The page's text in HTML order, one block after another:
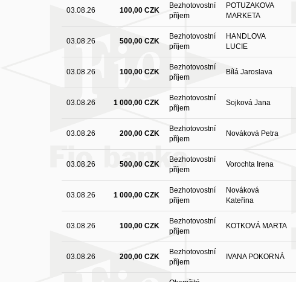
03.08.26 100,00 CZK
Bezhotovostní
příjem
POTUZAKOVA
MARKETA
03.08.26 500,00 CZK
Bezhotovostní
příjem
HANDLOVA
LUCIE
03.08.26 100,00 CZK
Bezhotovostní
příjem
Bílá Jaroslava
03.08.26 1 000,00 CZK
Bezhotovostní
příjem
Sojková Jana
03.08.26 200,00 CZK
Bezhotovostní
příjem
Nováková Petra
03.08.26 500,00 CZK
Bezhotovostní
příjem
Vorochta Irena
03.08.26 1 000,00 CZK
Bezhotovostní
příjem
Nováková
Kateřina
03.08.26 100,00 CZK
Bezhotovostní
příjem
KOTKOVÁ MARTA
03.08.26 200,00 CZK
Bezhotovostní
příjem
IVANA POKORNÁ